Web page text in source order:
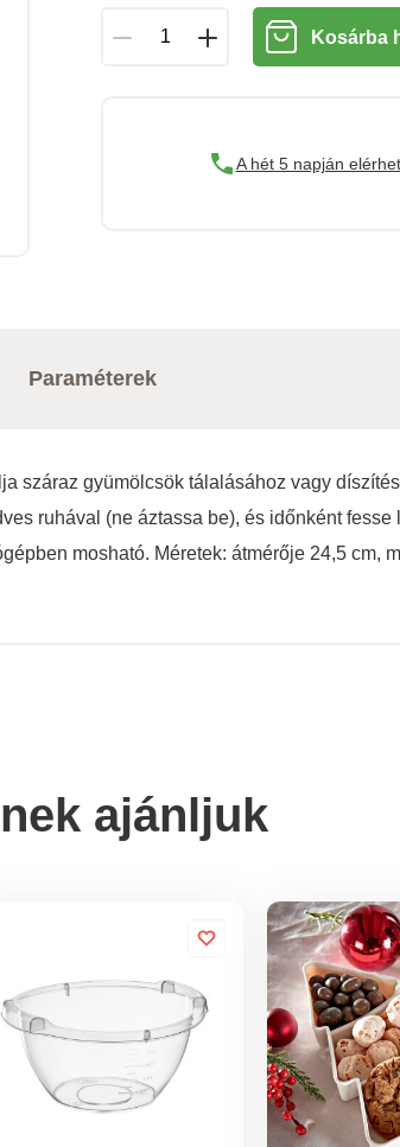
Kosárba
A hét 5 napján
Paraméterek
száraz gyümölcsök tálalásához vagy
ruhával (ne áztassa be), és időnként
mosható. Méretek: átmérője 24,5 cm,
ajánljuk